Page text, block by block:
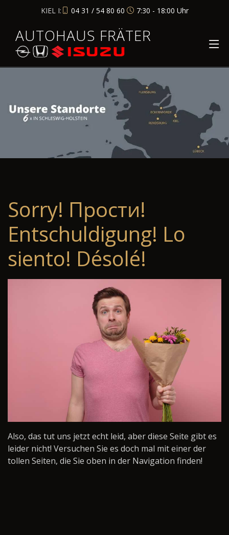
KIEL I: 04 31 / 54 80 60 7:30 - 18:00 Uhr
AUTOHAUS FRÄTER
Sorry! Прости!
Entschuldigung! Lo
siento! Désolé!
Also, das tut uns jetzt echt leid, aber diese Seite gibt es
leider nicht! Versuchen Sie es doch mal mit einer der
tollen Seiten, die Sie oben in der Navigation finden!